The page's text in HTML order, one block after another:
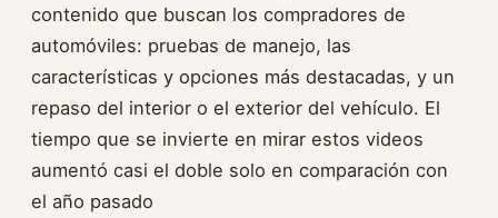
contenido que buscan los compradores de
automóviles: pruebas de manejo, las
características y opciones más destacadas, y un
repaso del interior o el exterior del vehículo. El
tiempo que se invierte en mirar estos videos
aumentó casi el doble solo en comparación con
el año pasado